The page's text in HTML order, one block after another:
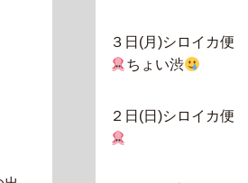
３日(月)シロイカ便
ちょい渋
２日(日)シロイカ便